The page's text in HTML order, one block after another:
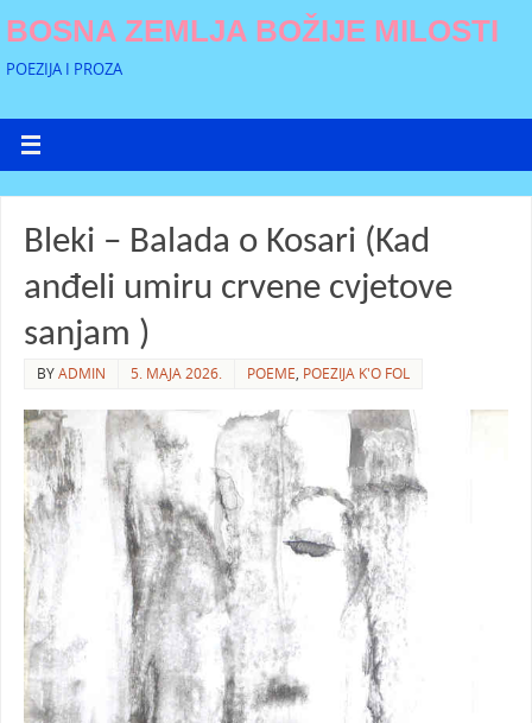
BOSNA ZEMLJA BOŽIJE MILOSTI
POEZIJA I PROZA
Bleki – Balada o Kosari (Kad
anđeli umiru crvene cvjetove
sanjam )
BYADMIN 5. MAJA 2026. POEME, POEZIJA K'O FOL